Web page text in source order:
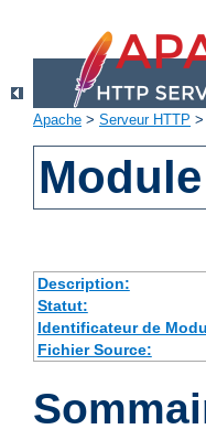
Apache > Serveur HTTP >
Description:
Statut:
Identificateur de
Fichier Source: